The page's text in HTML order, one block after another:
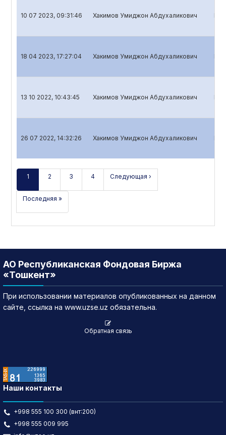
10 07 2023, 09:31:46 Хакимов Умиджон Абдухаликович
18 04 2023, 17:27:04 Хакимов Умиджон Абдухаликович
13 10 2022, 10:43:45 Хакимов Умиджон Абдухаликович
26 07 2022, 14:32:26 Хакимов Умиджон Абдухаликович
1 2 3 4 Следующая ›
Последняя »
АО Республиканская Фондовая Биржа
«Тошкент»
При использовании материалов опубликованных на данном
сайте, ссылка на www.uzse.uz обязательна.
Обратная связь
Наши контакты
+998 555 100 300 (внт:200)
+998 555 009 995